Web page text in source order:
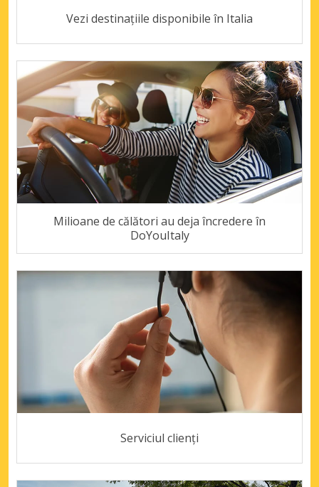
Vezi destinațiile disponibile în Italia
Milioane de călători au deja încredere în
DoYouItaly
Serviciul clienți